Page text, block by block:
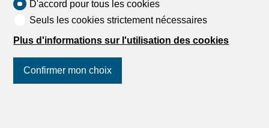
Appartement neuf en attique avec grand balcon,
Au sein de la résidence Terralys à Corsier-sur-Vevey, ce
bel attique de 4.5 pièces, situé au 3ème étage, bénéficie
d'une situation privilégiée: Grâce à sa position en étage et
D'accord pour tous les cookies
Seuls les cookies strictement nécessaires
Plus d'informations sur l'utilisation des cookies
Confirmer mon choix